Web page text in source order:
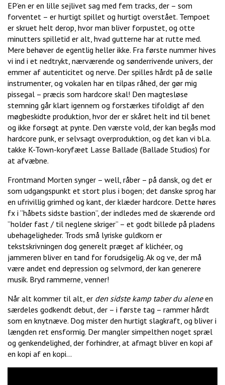
EP’en er en lille sejlivet sag med fem tracks, der – som
forventet – er hurtigt spillet og hurtigt overstået. Tempoet
er skruet helt derop, hvor man bliver forpustet, og otte
minutters spilletid er alt, hvad gutterne har at rutte med.
Mere behøver de egentlig heller ikke. Fra første nummer hives
vi ind i et nedtrykt, nærværende og sønderrivende univers, der
emmer af autenticitet og nerve. Der spilles hårdt på de sølle
instrumenter, og vokalen har en tilpas råhed, der gør mig
pissegal – præcis som hardcore skal! Den magtesløse
stemning går klart igennem og forstærkes tifoldigt af den
møgbeskidte produktion, hvor der er skåret helt ind til benet
og ikke forsøgt at pynte. Den værste vold, der kan begås mod
hardcore punk, er selvsagt overproduktion, og det kan vi bl.a.
takke K-Town-koryfæet Lasse Ballade (Ballade Studios) for
at afvæbne.
Frontmand Morten synger – well, råber – på dansk, og det er
som udgangspunkt et stort plus i bogen; det danske sprog har
en ufrivillig grimhed og kant, der klæder hardcore. Dette høres
fx i ”håbets sidste bastion”, der indledes med de skærende ord
”holder fast / til neglene skriger” – et godt billede på pladens
ubehageligheder. Trods små lyriske guldkorn er
tekstskrivningen dog generelt præget af klichéer, og
jammeren bliver en tand for forudsigelig. Ak og ve, der må
være andet end depression og selvmord, der kan generere
musik. Bryd rammerne, venner!
Når alt kommer til alt, er den sidste kamp taber du aleneen
særdeles godkendt debut, der – i første tag – rammer hårdt
som en knytnæve. Dog mister den hurtigt slagkraft, og bliver i
længden ret ensformig. Der mangler simpelthen noget spræl
og genkendelighed, der forhindrer, at afmagt bliver en kopi af
en kopi af en kopi…